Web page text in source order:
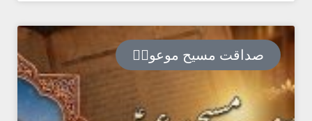
صداقت مسیح موعودؑ